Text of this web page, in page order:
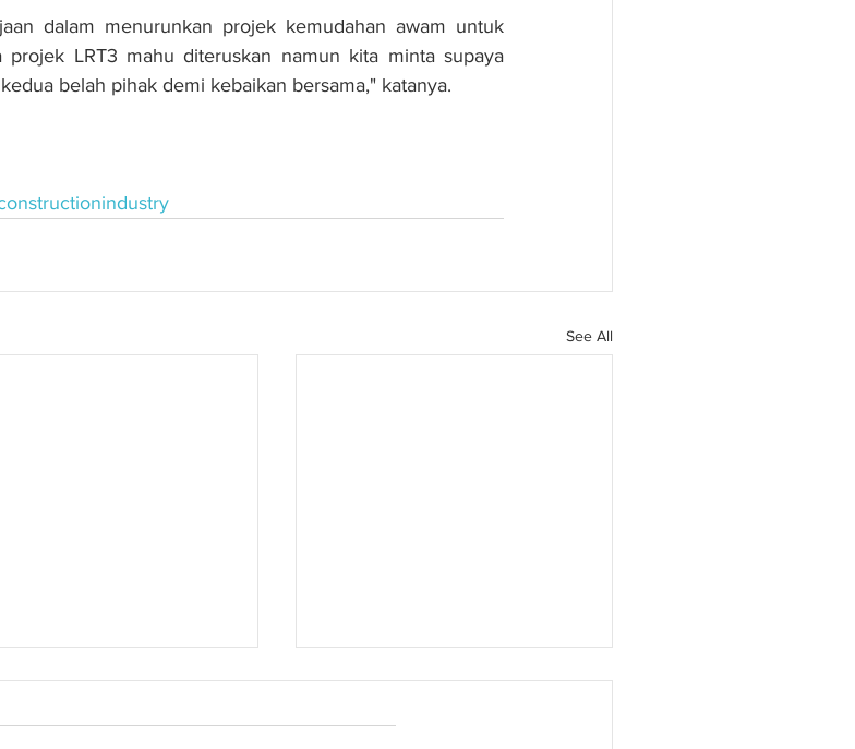
dalam menurunkan projek kemudahan awam untuk
LRT3 mahu diteruskan namun kita minta supaya
belah pihak demi kebaikan bersama," katanya.
See All